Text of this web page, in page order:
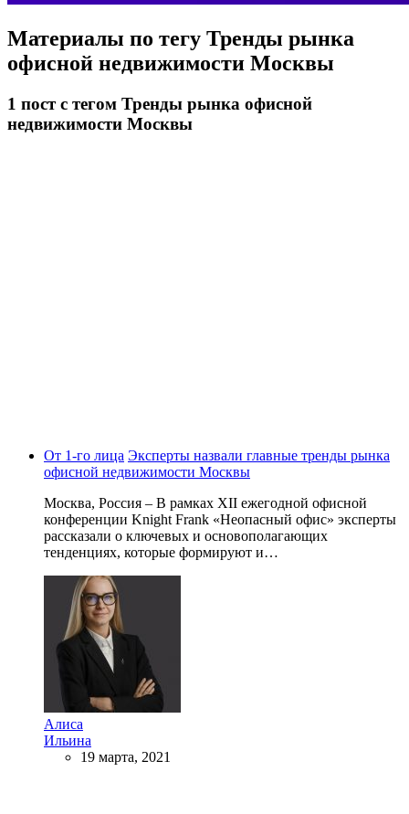
Материалы по тегу Тренды рынка
офисной недвижимости Москвы
1 постс тегом Тренды рынка офисной
недвижимости Москвы
От 1-го лица Эксперты назвали главные тренды рынка
офисной недвижимости Москвы
Москва, Россия – В рамках XII ежегодной офисной
конференции Knight Frank «Неопасный офис» эксперты
рассказали о ключевых и основополагающих
тенденциях, которые формируют и…
Алиса
Ильина
19 марта, 2021